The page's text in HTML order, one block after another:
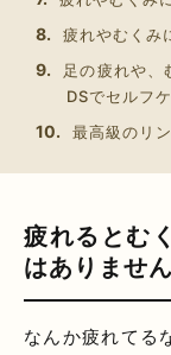
疲れやむくみ
足の疲れや、
DSでセルフ
最高級のリ
疲れるとむ
はありませ
なんか疲れてる